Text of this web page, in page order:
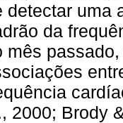
detectar uma
da
mês
2000; Brody